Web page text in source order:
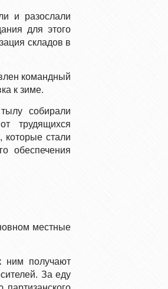
и разослали
для этого
складов в
командный
к зиме.
собирали
трудящихся
которые стали
обеспечения
местные
ним получают
За еду